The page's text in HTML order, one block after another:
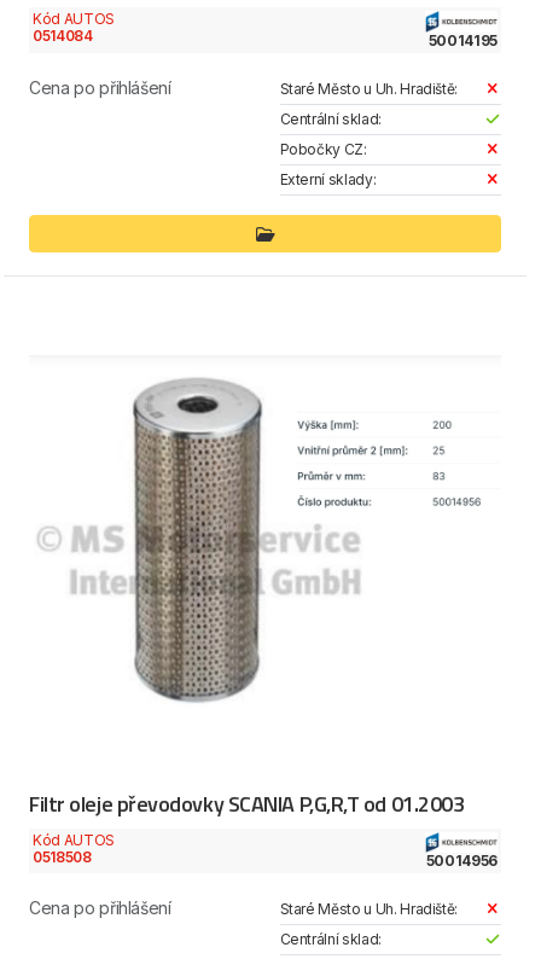
Kód AUTOS
0514084
50014195
Cena po přihlášení
Staré Město u Uh. Hradiště:
Centrální sklad:
Pobočky CZ:
Externí sklady:
Filtr oleje převodovky SCANIA P,G,R,T od 01.2003
Kód AUTOS
0518508
50014956
Cena po přihlášení
Staré Město u Uh. Hradiště:
Centrální sklad: